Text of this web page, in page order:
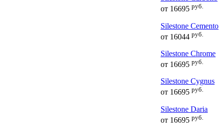
от 16695 руб.
Silestone Cemento
от 16044 руб.
Silestone Chrome
от 16695 руб.
Silestone Cygnus
от 16695 руб.
Silestone Daria
от 16695 руб.